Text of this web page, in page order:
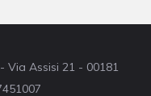
Via Assisi 21 - 00181